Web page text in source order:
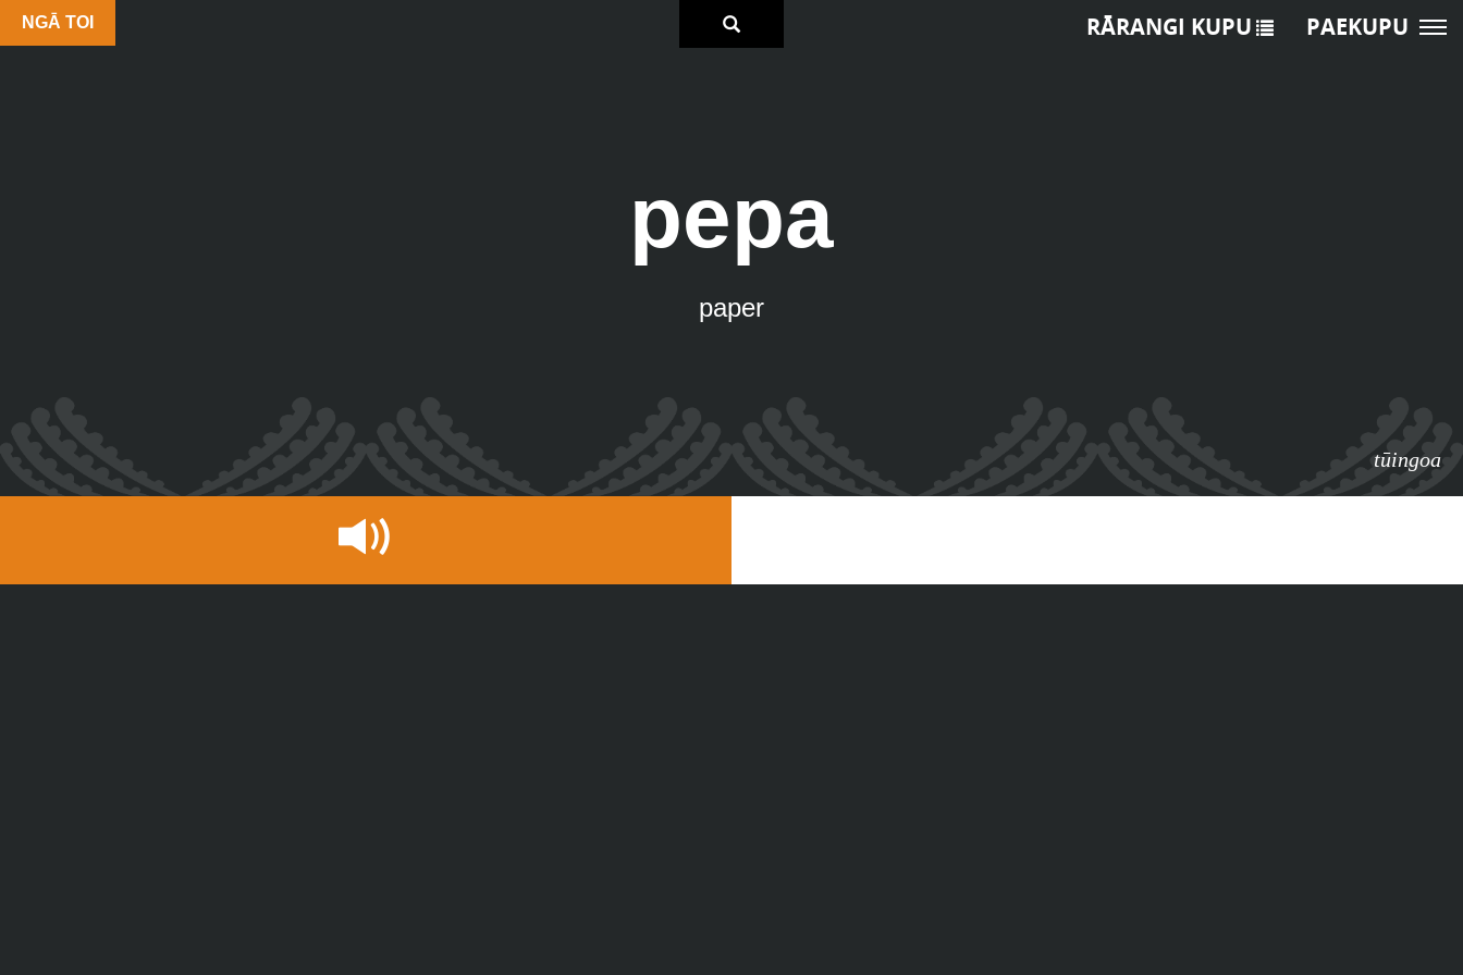
NGĀ TOI
pepa
paper
tūingoa
RĀRANGI KUPU PAEKUPU